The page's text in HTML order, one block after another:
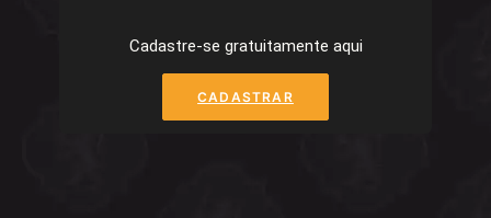
Cadastre-se gratuitamente aqui
CADASTRAR